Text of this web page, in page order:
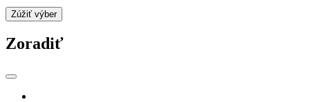
Zúžiť výber
Zoradiť